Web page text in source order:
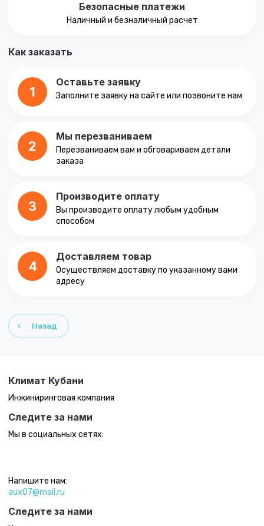
Безопасные платежи
Наличный и безналичный расчет
Как заказать
1
Оставьте заявку
Заполните заявку на сайте или позвоните нам
2
Мы перезваниваем
Перезваниваем вам и обговариваем детали
заказа
3
Производите оплату
Вы производите оплату любым удобным
способом
4
Доставляем товар
Осуществляем доставку по указанному вами
адресу
Назад
Климат Кубани
Инжиниринговая компания
Следите за нами
Мы в социальных сетях:
Напишите нам:
aux07@mail.ru
Следите за нами